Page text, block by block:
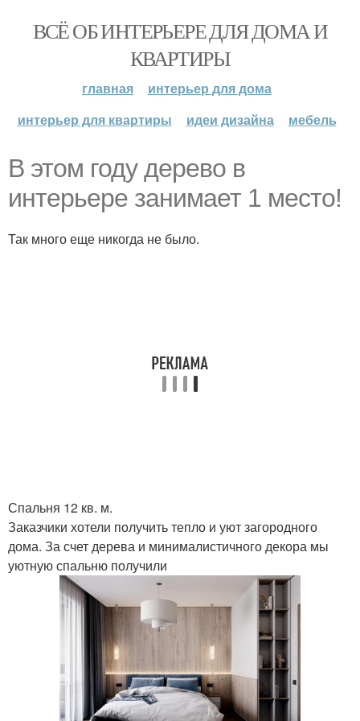
ВСЁ ОБ ИНТЕРЬЕРЕ ДЛЯ ДОМА И
КВАРТИРЫ
главная
интерьер для дома
интерьер для квартиры
идеи дизайна мебель
В этом году дерево в
интерьере занимает 1 место!
Так много еще никогда не было.
Спальня 12 кв. м.
Заказчики хотели получить тепло и уют загородного
дома. За счет дерева и минималистичного декора мы
уютную спальню получили